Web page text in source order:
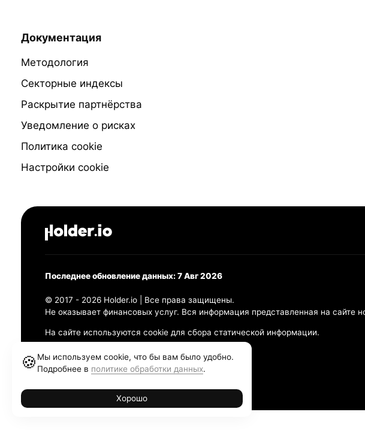
Документация
Методология
Секторные индексы
Раскрытие партнёрства
Уведомление о рисках
Политика cookie
Настройки cookie
Последнее обновление данных: 7 Авг 2026
© 2017 - 2026 Holder.io | Все права защищены.
Не оказывает финансовых услуг. Вся информация представленная на сайте
На сайте используются cookie для сбора статической информации.
Политика конфиденциальности
Правила использования
🍪 Мы используем cookie, что бы вам было удобно.
Подробнее в политике обработки данных.
Хорошо